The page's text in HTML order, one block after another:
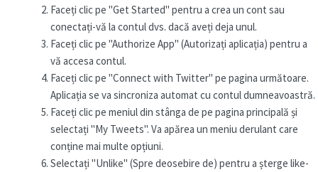
Faceți clic pe "Get Started" pentru a crea un cont sau
conectați-vă la contul dvs. dacă aveți deja unul.
Faceți clic pe "Authorize App" (Autorizați aplicația) pentru a
vă accesa contul.
Faceți clic pe "Connect with Twitter" pe pagina următoare.
Aplicația se va sincroniza automat cu contul dumneavoastră.
Faceți clic pe meniul din stânga de pe pagina principală și
selectați "My Tweets". Va apărea un meniu derulant care
conține mai multe opțiuni.
Selectați "Unlike" (Spre deosebire de) pentru a șterge like-